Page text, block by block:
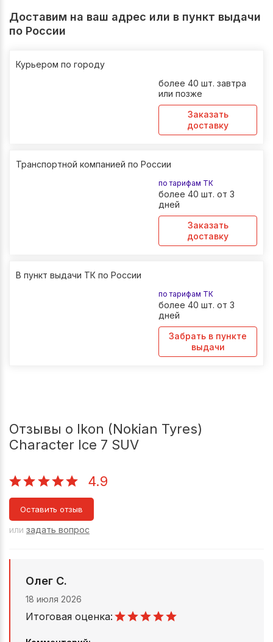
Доставим на ваш адрес или в пункт выдачи
по России
Курьером по городу
более 40 шт. завтра
или позже
Заказать
доставку
Транспортной компанией по России
по тарифам ТК
более 40 шт. от 3
дней
Заказать
доставку
В пункт выдачи ТК по России
по тарифам ТК
более 40 шт. от 3
дней
Забрать в пункте
выдачи
Отзывы о Ikon (Nokian Tyres)
Character Ice 7 SUV
4.9
Оставить отзыв
или задать вопрос
Олег С.
18 июля 2026
Итоговая оценка: